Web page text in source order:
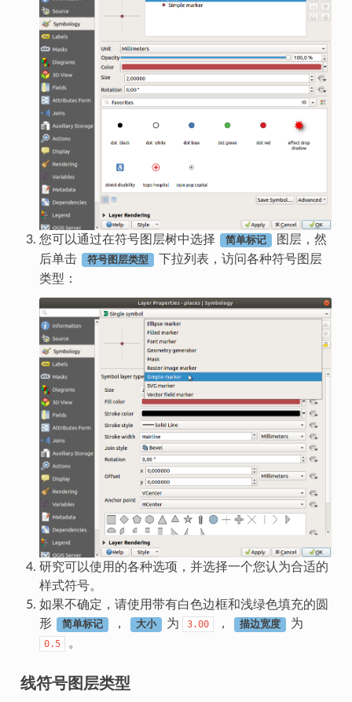
您可以通过在符号图层树中选择 简单标记
图层，然
后单击
符号图层类型
下拉列表，访问各种符号图层
类型：
研究可以使用的各种选项，并选择一个您认为合适的
样式符号。
如果不确定，请使用带有白色边框和浅绿色填充的圆
形
简单标记 ， 大小 为 3.00 ， 描边宽度 为
0.5 。
线符号图层类型